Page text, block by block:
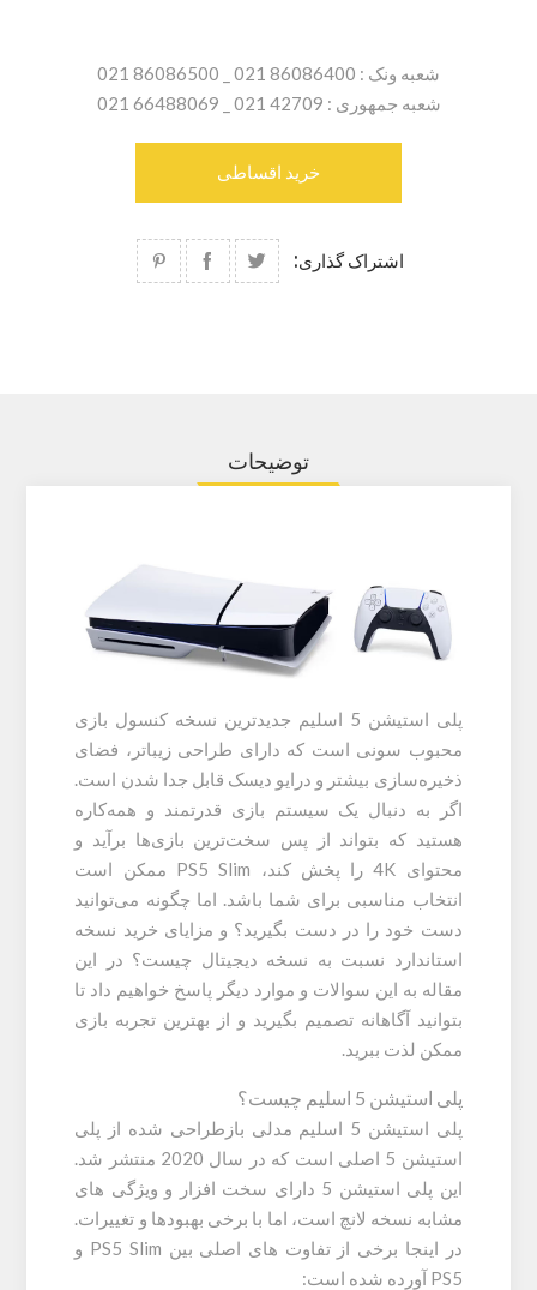
شعبه ونک : 86086400 021 _ 86086500 021
شعبه جمهوری : 42709 021 _ 66488069 021
خرید اقساطی
اشتراک گذاری:
توضیحات
پلی استیشن 5 اسلیم جدیدترین نسخه کنسول بازی
محبوب سونی است که دارای طراحی زیباتر، فضای
ذخیره‌سازی بیشتر و درایو دیسک قابل جدا شدن است.
اگر به دنبال یک سیستم بازی قدرتمند و همه‌کاره
هستید که بتواند از پس سخت‌ترین بازی‌ها برآید و
محتوای 4K را پخش کند، PS5 Slim ممکن است
انتخاب مناسبی برای شما باشد. اما چگونه می‌توانید
دست خود را در دست بگیرید؟ و مزایای خرید نسخه
استاندارد نسبت به نسخه دیجیتال چیست؟ در این
مقاله به این سوالات و موارد دیگر پاسخ خواهیم داد تا
بتوانید آگاهانه تصمیم بگیرید و از بهترین تجربه بازی
ممکن لذت ببرید.
پلی استیشن 5 اسلیم چیست؟
پلی استیشن 5 اسلیم مدلی بازطراحی شده از پلی
استیشن 5 اصلی است که در سال 2020 منتشر شد.
این پلی استیشن 5 دارای سخت افزار و ویژگی های
مشابه نسخه لانچ است، اما با برخی بهبودها و تغییرات.
در اینجا برخی از تفاوت های اصلی بین PS5 Slim و
PS5 آورده شده است: